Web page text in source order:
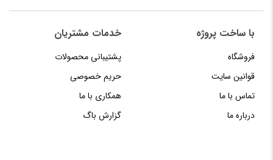
با ساخت پروژه
فروشگاه
قوانین سایت
تماس با ما
درباره ما
خدمات مشتریان
پشتیبانی محصولات
حریم خصوصی
همکاری با ما
گزارش باگ